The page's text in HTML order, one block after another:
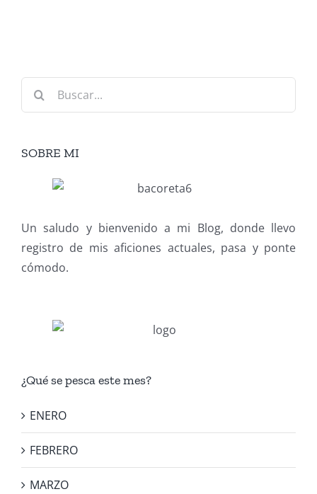
Buscar:
SOBRE MI
Un saludo y bienvenido a mi Blog, donde llevo
registro de mis aficiones actuales, pasa y ponte
cómodo.
¿Qué se pesca este mes?
ENERO
FEBRERO
MARZO